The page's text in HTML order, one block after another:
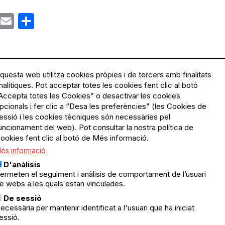
Email
Menú
Legal
Política de privacitat
Avís legal
Política de cookies
organitzadors.
web utilitza cookies pròpies i de tercers amb finalitats
Pot acceptar totes les cookies fent clic al botó
totes les Cookies” o desactivar les cookies
i fer clic a “Desa les preferències” (les Cookies de
i les cookies tècniques són necessàries pel
del web). Pot consultar la nostra política de
fent clic al botó de Més informació.
informació
D'anàlisis
el seguiment i anàlisis de comportament de l’usuari
webs a les quals estan vinculades.
De sessió
per mantenir identificat a l'usuari que ha iniciat